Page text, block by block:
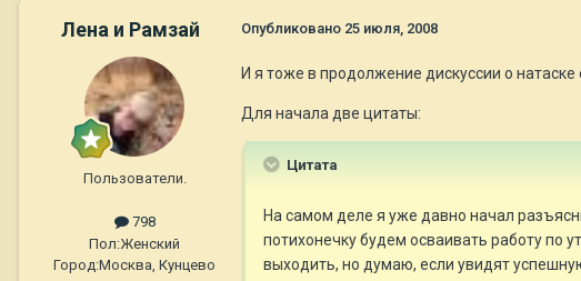
Лена и Рамзай
Пользователи.
798
Пол:Женский
Город:Москва, Кунцево
Опубликовано 25 июля, 2008
И я тоже в продолжение дискуссии о натаске
Для начала две цитаты:
Цитата
На самом деле я уже давно начал
потихонечку будем осваивать работу по
выходить, но думаю, если увидят